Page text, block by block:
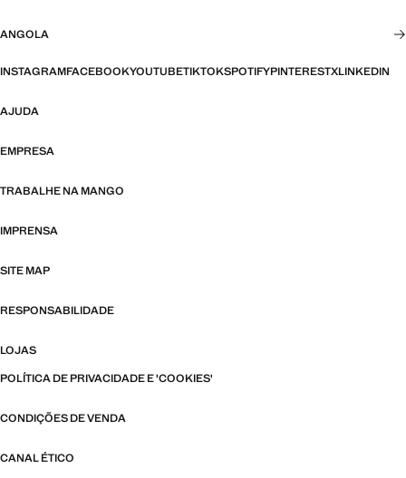
ANGOLA
INSTAGRAMFACEBOOKYOUTUBETIKTOKSPOTIFYPINTERESTXLINKEDIN
AJUDA
EMPRESA
TRABALHE NA MANGO
IMPRENSA
SITE MAP
RESPONSABILIDADE
LOJAS
POLÍTICA DE PRIVACIDADE E 'COOKIES'
CONDIÇÕES DE VENDA
CANAL ÉTICO